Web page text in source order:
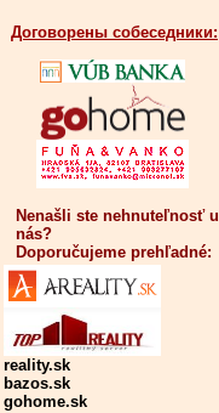
Договорены собеседники:
Nenašli ste nehnuteľnosť u
nás?
Doporučujeme prehľadné:
reality.sk
bazos.sk
gohome.sk